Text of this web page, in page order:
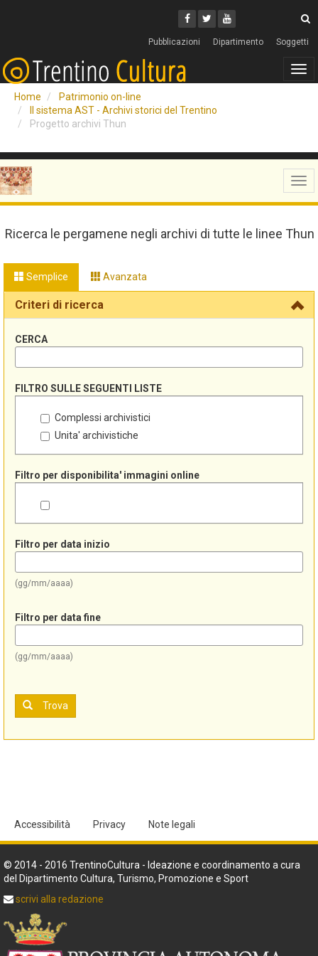
Facebook
Twitter
Youtube
Pubblicazioni Dipartimento Soggetti
Home
Patrimonio on-line
Il sistema AST - Archivi storici del Trentino
Progetto archivi Thun
Ricerca le pergamene negli archivi di tutte le linee Thun
Semplice Avanzata
Criteri di ricerca
CERCA
FILTRO SULLE SEGUENTI LISTE
Complessi archivistici
Unita' archivistiche
Filtro per disponibilita' immagini online
Filtro per data inizio
(gg/mm/aaaa)
Filtro per data fine
(gg/mm/aaaa)
Trova
Accessibilità Privacy Note legali
© 2014 - 2016 TrentinoCultura - Ideazione e coordinamento a cura
del Dipartimento Cultura, Turismo, Promozione e Sport
scrivi alla redazione